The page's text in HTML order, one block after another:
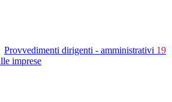
Provvedimenti dirigenti - amministrativi 19
imprese